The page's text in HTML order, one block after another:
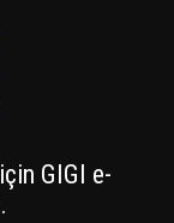
GIGI e-